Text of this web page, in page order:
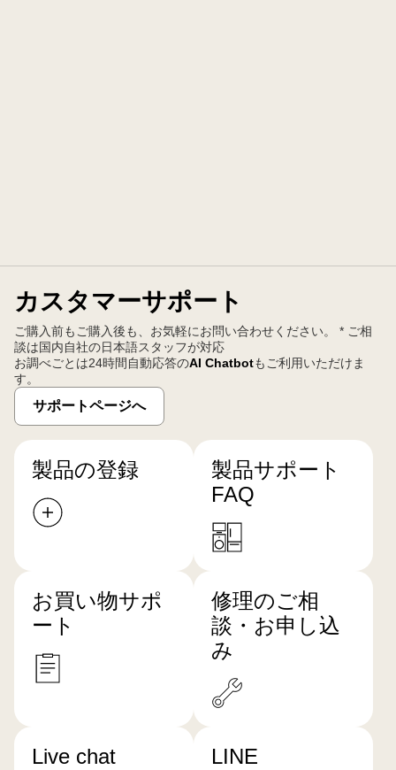
カスタマーサポート
ご購入前もご購入後も、お気軽にお問い合わせください。 * ご相
談は国内自社の日本語スタッフが対応
お調べごとは24時間自動応答のAI Chatbotもご利用いただけま
す。
サポートページへ
製品の登録
製品サポート
FAQ
お買い物サポ
ート
修理のご相
談・お申し込
み
Live chat LINE